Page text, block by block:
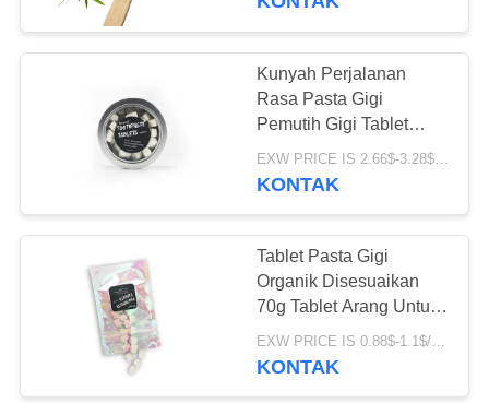
PERMINTAAN
PENAWARAN
KEBIJAKAN
PRIBADI
Pasta gigi arang
aktif
Kunyah Perjalanan
Rasa Pasta Gigi
Pemutih Gigi Tablet
Penghilang Bau Mulut
KONTAK
Tablet Pasta Gigi
Organik Disesuaikan
70g Tablet Arang Untuk
Menyikat Gigi
EXW PRICE IS 0.88$-1.1$/bag MOQ:21 pcs per Tas opp
KONTAK